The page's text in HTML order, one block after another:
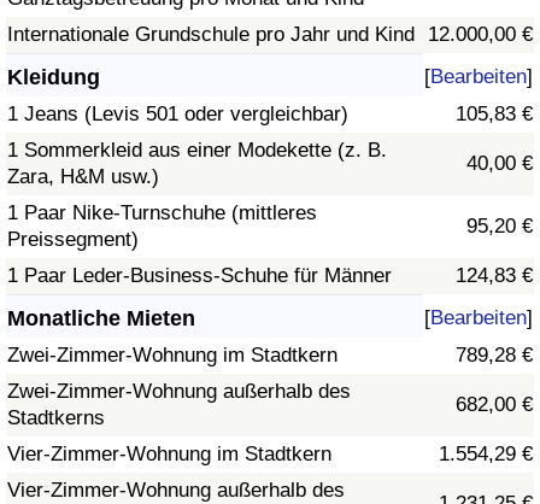
Internationale Grundschule pro Jahr und Kind 12.000,00 €
Kleidung [Bearbeiten]
1 Jeans (Levis 501 oder vergleichbar)
105,83 €
1 Sommerkleid aus einer Modekette (z. B.
Zara, H&M usw.)
40,00 €
1 Paar Nike-Turnschuhe (mittleres
Preissegment)
95,20 €
1 Paar Leder-Business-Schuhe für Männer 124,83 €
Monatliche Mieten [Bearbeiten]
Zwei-Zimmer-Wohnung im Stadtkern
789,28 €
Zwei-Zimmer-Wohnung außerhalb des
Stadtkerns
682,00 €
Vier-Zimmer-Wohnung im Stadtkern
1.554,29 €
Vier-Zimmer-Wohnung außerhalb des